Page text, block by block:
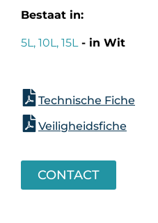
Bestaat in:
5L, 10L, 15L- in Wit
Technische Fiche
Veiligheidsfiche
CONTACT